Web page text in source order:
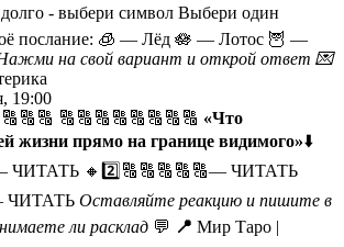
- выбери символ Выбери один
послание: 🧊 — Лёд 🪷 — Лотос 🦉 —
на свой вариант и открой ответ 💌
19:00
🔠🔠🔠🔠🔠🔠🔠🔠 «Что
жизни прямо на границе видимого»⬇️
ЧИТАТЬ 🔸2️⃣🔠🔠🔠🔠🔠— ЧИТАТЬ
ЧИТАТЬ Оставляйте реакцию и пишите в
ли расклад 💬 📍 Мир Таро |